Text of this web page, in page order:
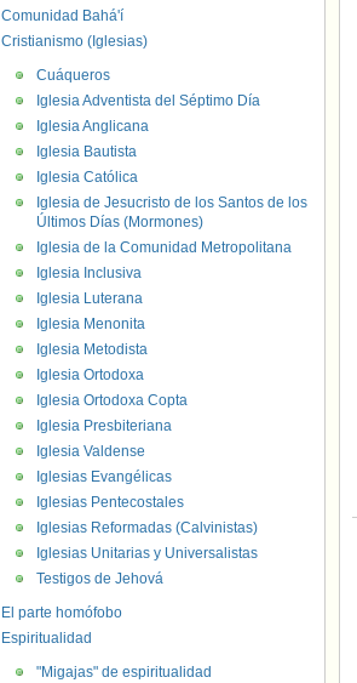
Comunidad Bahá'í
Cristianismo (Iglesias)
Cuáqueros
Iglesia Adventista del Séptimo Día
Iglesia Anglicana
Iglesia Bautista
Iglesia Católica
Iglesia de Jesucristo de los Santos de los
Últimos Días (Mormones)
Iglesia de la Comunidad Metropolitana
Iglesia Inclusiva
Iglesia Luterana
Iglesia Menonita
Iglesia Metodista
Iglesia Ortodoxa
Iglesia Ortodoxa Copta
Iglesia Presbiteriana
Iglesia Valdense
Iglesias Evangélicas
Iglesias Pentecostales
Iglesias Reformadas (Calvinistas)
Iglesias Unitarias y Universalistas
Testigos de Jehová
El parte homófobo
Espiritualidad
"Migajas" de espiritualidad